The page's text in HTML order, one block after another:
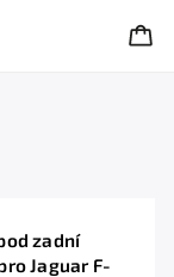
zadní
Jaguar F-